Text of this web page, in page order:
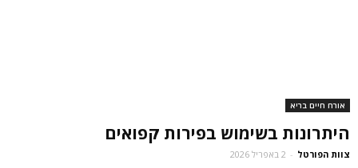
אורח חיים בריא
היתרונות בשימוש בפירות קפואים
צוות הפורטל - 2 באפריל 2026